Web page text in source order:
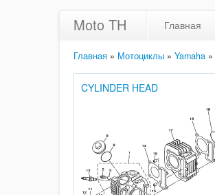
Moto TH Главная
Главная » Мотоциклы » Yamaha »
CYLINDER HEAD